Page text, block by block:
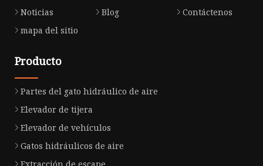
Noticias
Blog
Contáctenos
mapa del sitio
Producto
Partes del gato hidráulico de aire
Elevador de tijera
Elevador de vehículos
Gatos hidráulicos de aire
Extracción de escape